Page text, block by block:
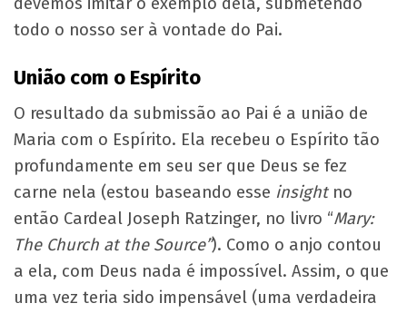
devemos imitar o exemplo dela, submetendo
todo o nosso ser à vontade do Pai.
União com o Espírito
O resultado da submissão ao Pai é a união de
Maria com o Espírito. Ela recebeu o Espírito tão
profundamente em seu ser que Deus se fez
carne nela (estou baseando esse insight no
então Cardeal Joseph Ratzinger, no livro “Mary:
The Church at the Source”). Como o anjo contou
a ela, com Deus nada é impossível. Assim, o que
uma vez teria sido impensável (uma verdadeira